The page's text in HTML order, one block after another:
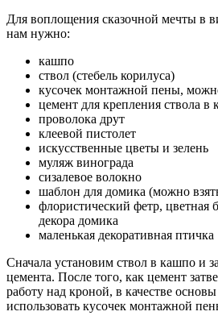
Для воплощения сказочной мечты в
нам нужно:
кашпо
ствол (стебель корилуса)
кусочек монтажной пены,
цемент для крепления ствола в
проволока друт
клеевой пистолет
искусственные цветы и зелень
муляж винограда
сизалевое волокно
шаблон для домика (можно
флористический фетр, цветная
декора домика
маленькая декоративная птичка
Сначала установим ствол в кашпо и
цемента. После того, как цемент
работу над кроной, в качестве
использовать кусочек монтажной